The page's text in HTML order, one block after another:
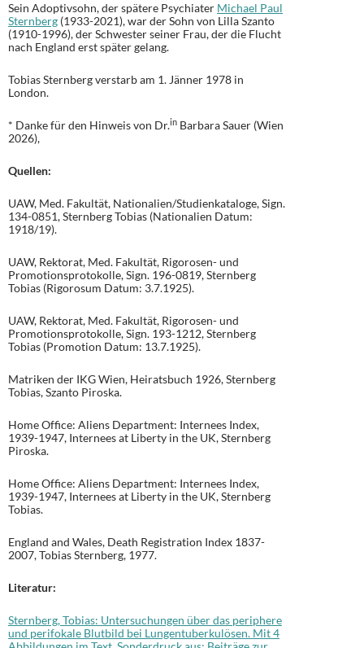
Sein Adoptivsohn, der spätere Psychiater Michael Paul
Sternberg (1933-2021), war der Sohn von Lilla Szanto
(1910-1996), der Schwester seiner Frau, der die Flucht
nach England erst später gelang.
Tobias Sternberg verstarb am 1. Jänner 1978 in
London.
* Danke für den Hinweis von Dr.in Barbara Sauer (Wien
2026),
Quellen:
UAW, Med. Fakultät, Nationalien/Studienkataloge, Sign.
134-0851, Sternberg Tobias (Nationalien Datum:
1918/19).
UAW, Rektorat, Med. Fakultät, Rigorosen- und
Promotionsprotokolle, Sign. 196-0819, Sternberg
Tobias (Rigorosum Datum: 3.7.1925).
UAW, Rektorat, Med. Fakultät, Rigorosen- und
Promotionsprotokolle, Sign. 193-1212, Sternberg
Tobias (Promotion Datum: 13.7.1925).
Matriken der IKG Wien, Heiratsbuch 1926, Sternberg
Tobias, Szanto Piroska.
Home Office: Aliens Department: Internees Index,
1939-1947, Internees at Liberty in the UK, Sternberg
Piroska.
Home Office: Aliens Department: Internees Index,
1939-1947, Internees at Liberty in the UK, Sternberg
Tobias.
England and Wales, Death Registration Index 1837-
2007, Tobias Sternberg, 1977.
Literatur:
Sternberg, Tobias: Untersuchungen über das periphere
und perifokale Blutbild bei Lungentuberkulösen. Mit 4